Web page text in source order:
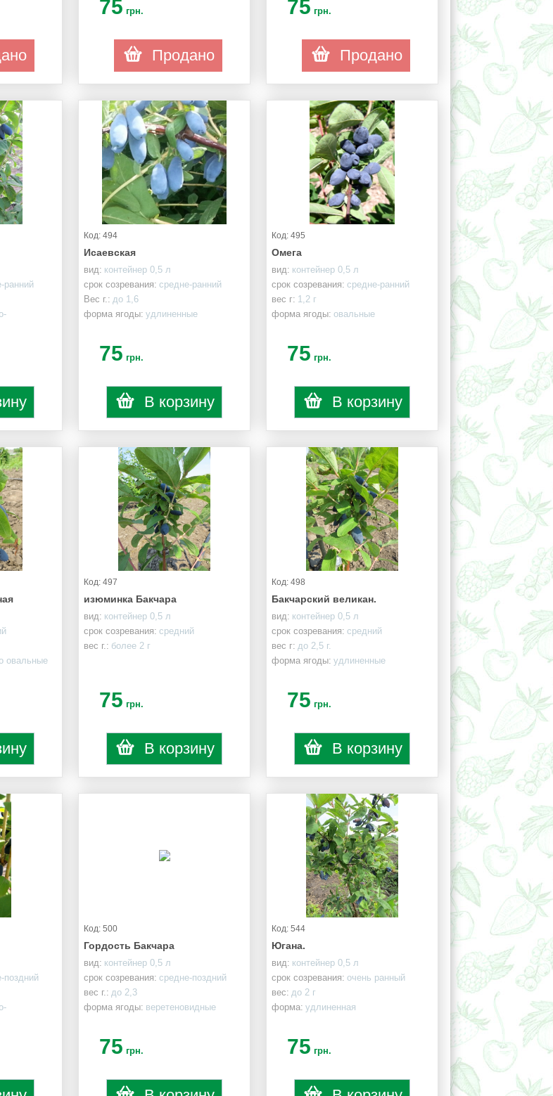
75 грн.
Продано
75 грн.
Продано
ранний
Код: 494
Исаевская
вид: контейнер 0,5 л
срок созревания: средне-ранний
Вес г.: до 1,6
форма ягоды: удлиненные
75 грн.
В корзину
Код: 495
Омега
вид: контейнер 0,5 л
срок созревания: средне-ранний
вес г: 1,2 г
форма ягоды: овальные
75 грн.
В корзину
овальные
Код: 497
изюминка Бакчара
вид: контейнер 0,5 л
срок созревания: средний
вес г.: более 2 г
75 грн.
В корзину
Код: 498
Бакчарский великан.
вид: контейнер 0,5 л
срок созревания: средний
вес г: до 2,5 г.
форма ягоды: удлиненные
75 грн.
В корзину
поздний
Код: 500
Гордость Бакчара
вид: контейнер 0,5 л
срок созревания: средне-поздний
вес г.: до 2,3
форма ягоды: веретеновидные
75 грн.
Код: 544
Югана.
вид: контейнер 0,5 л
срок созревания: очень ранный
вес: до 2 г
форма: удлиненная
75 грн.